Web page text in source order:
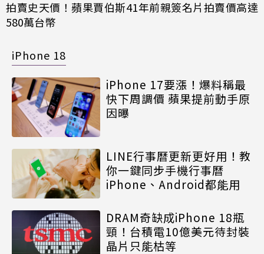
拍賣史天價！蘋果賈伯斯41年前親簽名片拍賣價高達
580萬台幣
iPhone 18
iPhone 17要漲！爆料稱最
快下周調價 蘋果提前動手原
因曝
LINE行事曆更新更好用！教
你一鍵同步手機行事曆
iPhone、Android都能用
DRAM奇缺成iPhone 18瓶
頸！台積電10億美元待封裝
晶片只能枯等